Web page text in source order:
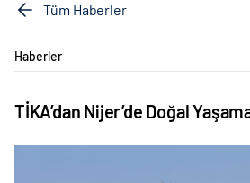
Tüm Haberler
Haberler
TİKA’dan Nijer’de Doğal